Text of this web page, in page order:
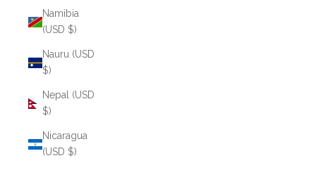
Namibia
(USD $)
Nauru (USD
$)
Nepal (USD
$)
Nicaragua
(USD $)